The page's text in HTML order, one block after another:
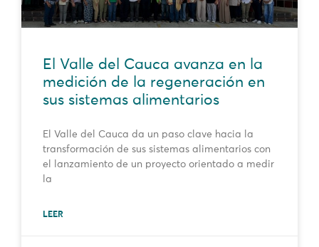
El Valle del Cauca avanza en la
medición de la regeneración en
sus sistemas alimentarios
El Valle del Cauca da un paso clave hacia la
transformación de sus sistemas alimentarios con
el lanzamiento de un proyecto orientado a medir
la
LEER